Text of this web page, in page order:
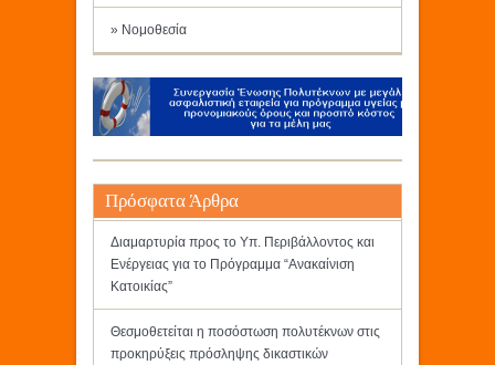
» Νομοθεσία
Πρόσφατα Άρθρα
Διαμαρτυρία προς το Υπ. Περιβάλλοντος και
Ενέργειας για το Πρόγραμμα “Ανακαίνιση
Κατοικίας”
Θεσμοθετείται η ποσόστωση πολυτέκνων στις
προκηρύξεις πρόσληψης δικαστικών